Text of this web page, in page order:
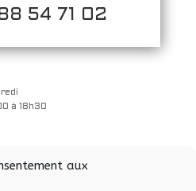
aux
54 71 02
à 18h30
17h00